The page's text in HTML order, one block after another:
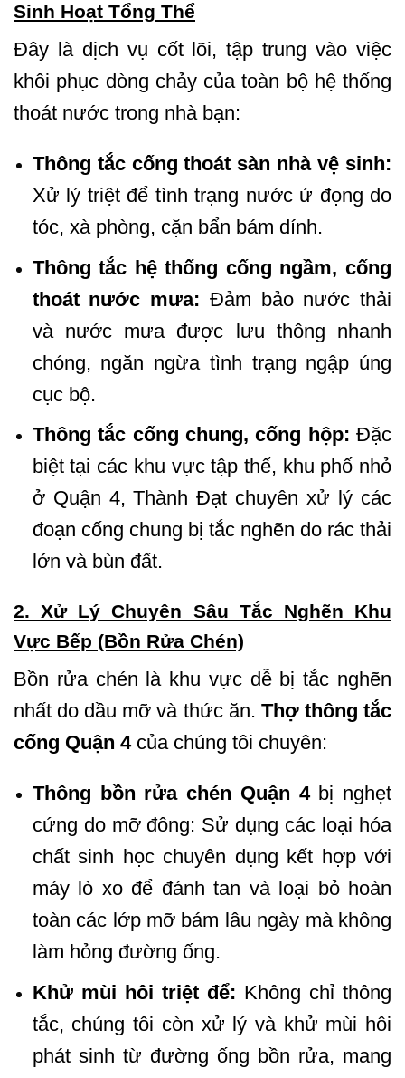
Sinh Hoạt Tổng Thể
Đây là dịch vụ cốt lõi, tập trung vào việc
khôi phục dòng chảy của toàn bộ hệ thống
thoát nước trong nhà bạn:
Thông tắc cống thoát sàn nhà vệ sinh:
Xử lý triệt để tình trạng nước ứ đọng do
tóc, xà phòng, cặn bẩn bám dính.
Thông tắc hệ thống cống ngầm, cống
thoát nước mưa: Đảm bảo nước thải
và nước mưa được lưu thông nhanh
chóng, ngăn ngừa tình trạng ngập úng
cục bộ.
Thông tắc cống chung, cống hộp: Đặc
biệt tại các khu vực tập thể, khu phố nhỏ
ở Quận 4, Thành Đạt chuyên xử lý các
đoạn cống chung bị tắc nghẽn do rác thải
lớn và bùn đất.
2. Xử Lý Chuyên Sâu Tắc Nghẽn Khu
Vực Bếp (Bồn Rửa Chén)
Bồn rửa chén là khu vực dễ bị tắc nghẽn
nhất do dầu mỡ và thức ăn. Thợ thông tắc
cống Quận 4của chúng tôi chuyên:
Thông bồn rửa chén Quận 4bị nghẹt
cứng do mỡ đông: Sử dụng các loại hóa
chất sinh học chuyên dụng kết hợp với
máy lò xo để đánh tan và loại bỏ hoàn
toàn các lớp mỡ bám lâu ngày mà không
làm hỏng đường ống.
Khử mùi hôi triệt để: Không chỉ thông
tắc, chúng tôi còn xử lý và khử mùi hôi
phát sinh từ đường ống bồn rửa, mang